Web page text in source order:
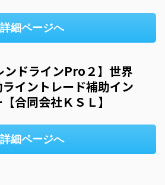
詳細ページへ
ンドラインPro２】世界
イントレード補助イン
合同会社ＫＳＬ】
詳細ページへ